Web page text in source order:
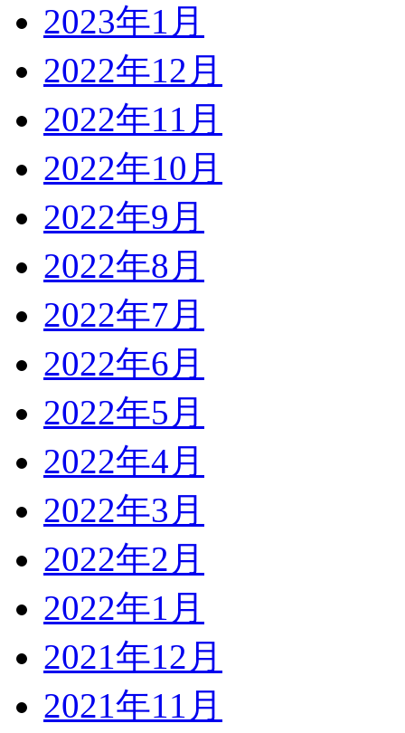
2023年1月
2022年12月
2022年11月
2022年10月
2022年9月
2022年8月
2022年7月
2022年6月
2022年5月
2022年4月
2022年3月
2022年2月
2022年1月
2021年12月
2021年11月